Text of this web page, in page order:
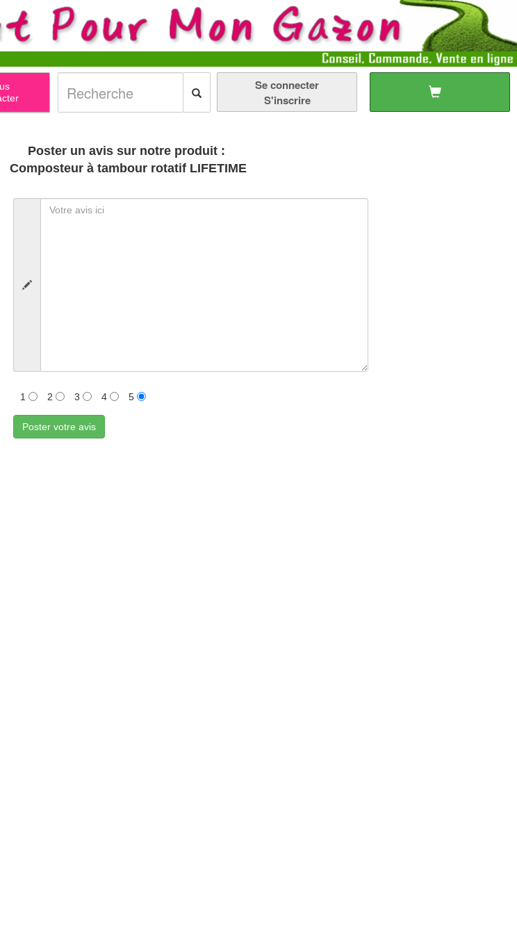
Se connecter
S'inscrire
Poster un avis sur notre produit :
Composteur à tambour rotatif LIFETIME
1 2 3 4 5
Poster votre avis